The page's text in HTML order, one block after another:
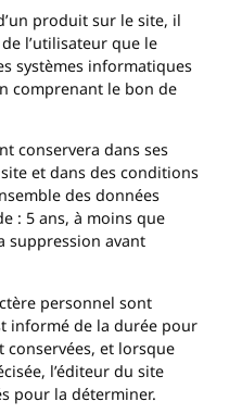
produit sur le site, il
l’utilisateur que le
systèmes informatiques
comprenant le bon de
conservera dans ses
et dans des conditions
des données
: 5 ans, à moins que
suppression avant
personnel sont
informé de la durée pour
conservées, et lorsque
l’éditeur du site
pour la déterminer.